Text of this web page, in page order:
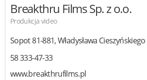
Breakthru FilmsSp. z o.o.
Produkcja video
Sopot81-881,Władysława
58 333-47-33
www.breakthrufilms.pl